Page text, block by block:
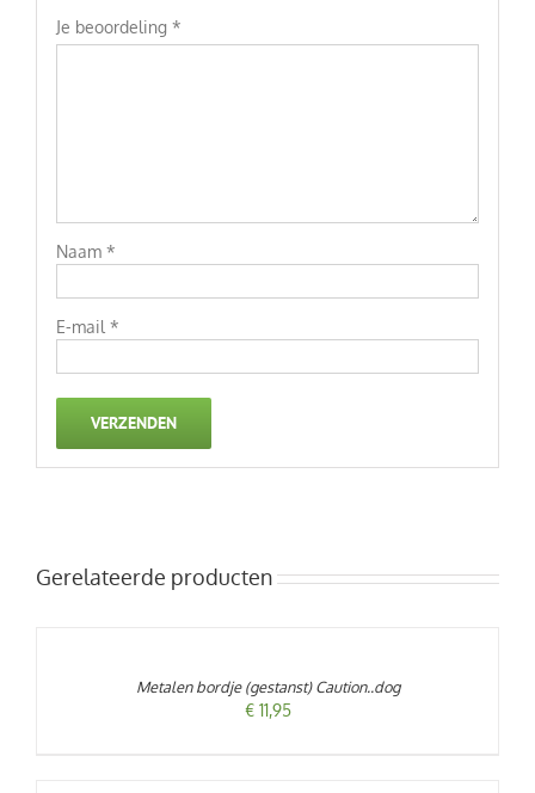
Je beoordeling *
Naam *
E-mail *
Gerelateerde producten
Metalen bordje (gestanst) Caution..dog
€11,95